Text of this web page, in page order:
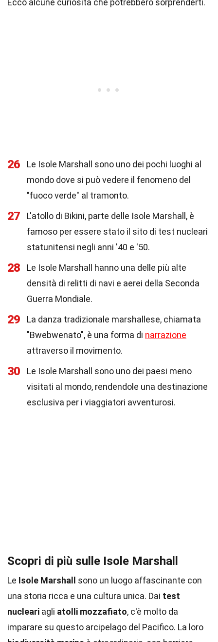
Ecco alcune curiosità che potrebbero sorprenderti.
26
Le Isole Marshall sono uno dei pochi luoghi al
mondo dove si può vedere il fenomeno del
"fuoco verde" al tramonto.
27
L'atollo di Bikini, parte delle Isole Marshall, è
famoso per essere stato il sito di test nucleari
statunitensi negli anni '40 e '50.
28
Le Isole Marshall hanno una delle più alte
densità di relitti di navi e aerei della Seconda
Guerra Mondiale.
29
La danza tradizionale marshallese, chiamata
"Bwebwenato", è una forma di narrazione
attraverso il movimento.
30
Le Isole Marshall sono uno dei paesi meno
visitati al mondo, rendendole una destinazione
esclusiva per i viaggiatori avventurosi.
Scopri di più sulle Isole Marshall
Le Isole Marshall
sono un luogo affascinante con
una storia ricca e una cultura unica. Dai test
nucleari agli atolli mozzafiato, c'è molto da
imparare su questo arcipelago del Pacifico. La loro